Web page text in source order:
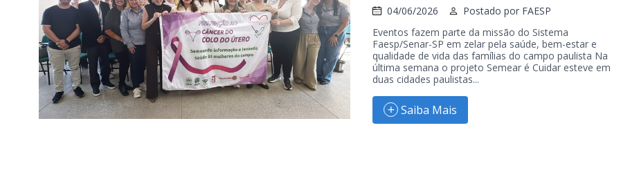
04/06/2026 Postado por FAESP
Eventos fazem parte da missão do Sistema
Faesp/Senar-SP em zelar pela saúde, bem-estar e
qualidade de vida das famílias do campo paulista Na
última semana o projeto Semear é Cuidar esteve em
duas cidades paulistas...
Saiba Mais